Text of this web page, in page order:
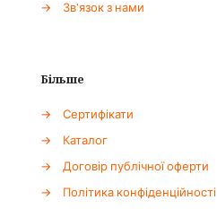
→
Зв'язок з нами
Більше
→
Сертифікати
→
Каталог
→
Договір публічної оферти
→
Політика конфіденційності